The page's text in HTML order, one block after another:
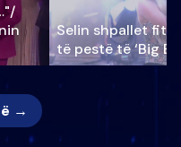
Selin shpallet
të pestë të ‘Big
→